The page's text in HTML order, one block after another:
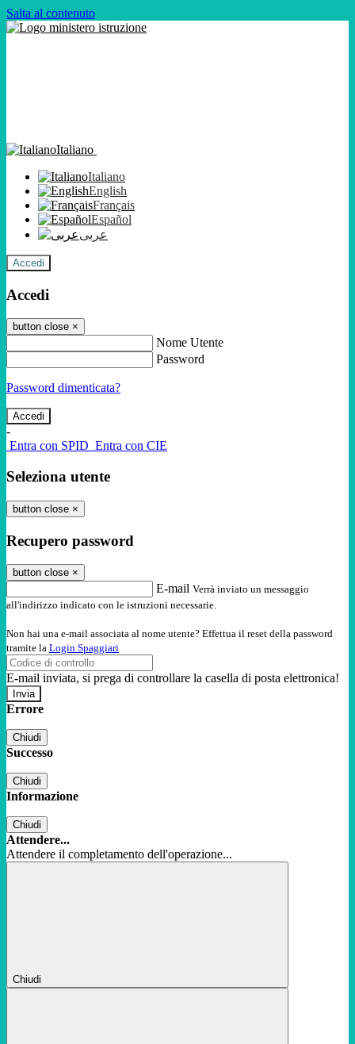
Salta al contenuto
Italiano
Italiano
English
Français
Español
عربى
Accedi
Accedi
button close ×
Nome Utente
Password
Password dimenticata?
-
Entra con SPID Entra con CIE
Seleziona utente
button close ×
Recupero password
button close ×
E-mail Verrà inviato un messaggio
all'indirizzo indicato con le istruzioni necessarie.
Non hai una e-mail associata al nome utente? Effettua il reset della password
tramite la Login Spaggiari
E-mail inviata, si prega di controllare la casella di posta elettronica!
Errore
Chiudi
Successo
Chiudi
Informazione
Chiudi
Attendere...
Attendere il completamento dell'operazione...
Chiudi